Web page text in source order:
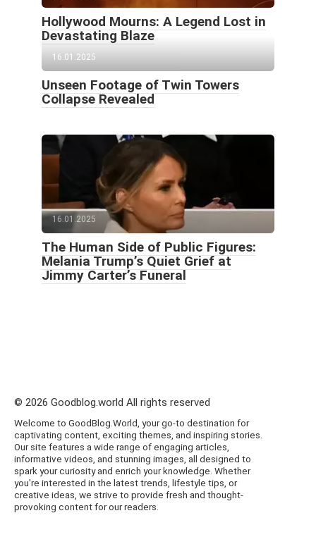
Hollywood Mourns: A Legend Lost in
Devastating Blaze
16.01.2025
Unseen Footage of Twin Towers
Collapse Revealed
16.01.2025
The Human Side of Public Figures:
Melania Trump’s Quiet Grief at
Jimmy Carter’s Funeral
© 2026 Goodblog.world All rights reserved
Welcome to GoodBlog.World, your go-to destination for
captivating content, exciting themes, and inspiring stories.
Our site features a wide range of engaging articles,
informative videos, and stunning images, all designed to
spark your curiosity and enrich your knowledge. Whether
you're interested in the latest trends, lifestyle tips, or
creative ideas, we strive to provide fresh and thought-
provoking content for our readers.